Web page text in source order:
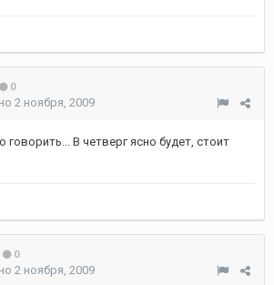
0
2 ноября, 2009
говорить... В четверг ясно будет, стоит
0
2 ноября, 2009